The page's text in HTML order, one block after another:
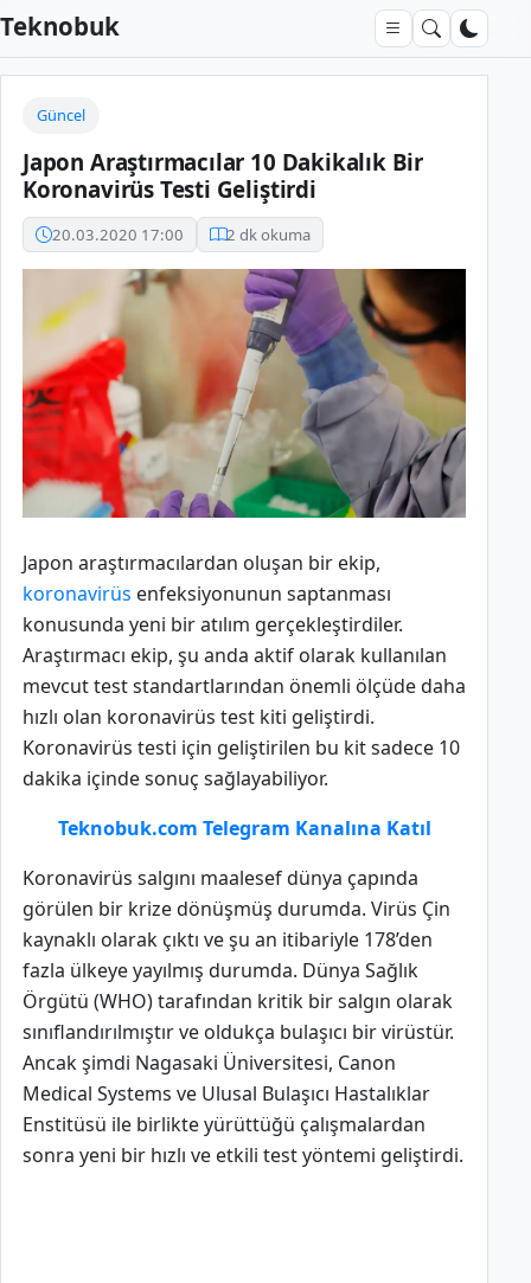
Teknobuk
Güncel
Japon Araştırmacılar 10 Dakikalık Bir
Koronavirüs Testi Geliştirdi
20.03.2020 17:00 2 dk okuma
Japon araştırmacılardan oluşan bir ekip,
koronavirüs enfeksiyonunun saptanması
konusunda yeni bir atılım gerçekleştirdiler.
Araştırmacı ekip, şu anda aktif olarak kullanılan
mevcut test standartlarından önemli ölçüde daha
hızlı olan koronavirüs test kiti geliştirdi.
Koronavirüs testi için geliştirilen bu kit sadece 10
dakika içinde sonuç sağlayabiliyor.
Teknobuk.com Telegram Kanalına Katıl
Koronavirüs salgını maalesef dünya çapında
görülen bir krize dönüşmüş durumda. Virüs Çin
kaynaklı olarak çıktı ve şu an itibariyle 178’den
fazla ülkeye yayılmış durumda. Dünya Sağlık
Örgütü (WHO) tarafından kritik bir salgın olarak
sınıflandırılmıştır ve oldukça bulaşıcı bir virüstür.
Ancak şimdi Nagasaki Üniversitesi, Canon
Medical Systems ve Ulusal Bulaşıcı Hastalıklar
Enstitüsü ile birlikte yürüttüğü çalışmalardan
sonra yeni bir hızlı ve etkili test yöntemi geliştirdi.